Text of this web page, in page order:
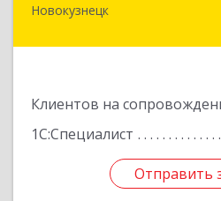
Новокузнецк
Клиентов на
1С:Специалист
Отправить
654005,
Отправить